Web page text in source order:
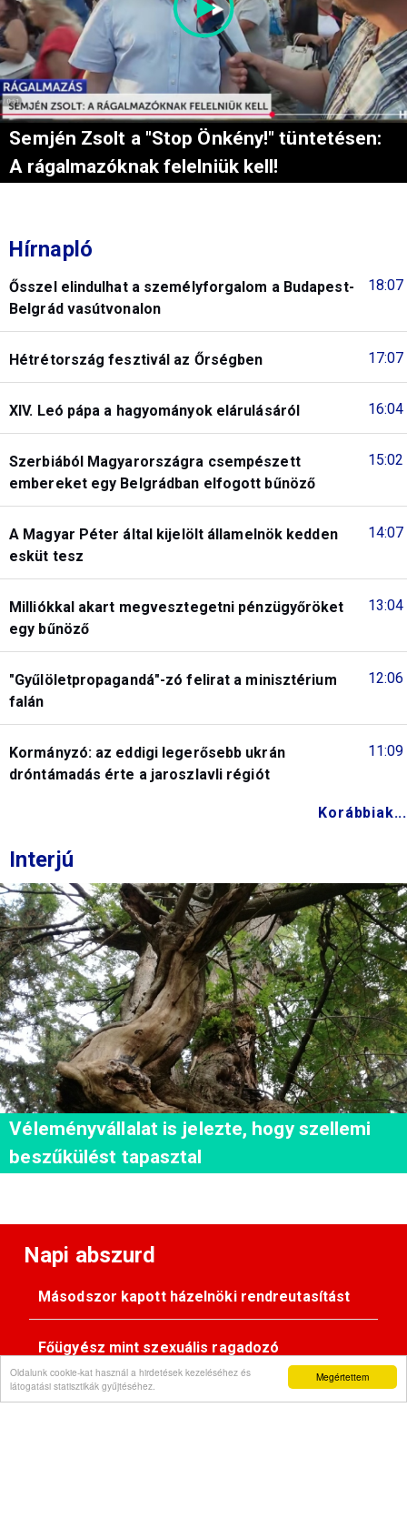
Megértettem
Oldalunk cookie-kat használ a hirdetések kezeléséhez és
látogatási statisztikák gyűjtéséhez.
Semjén Zsolt a "Stop Önkény!" tüntetésen:
A rágalmazóknak felelniük kell!
Hírnapló
18:07
Ősszel elindulhat a személyforgalom a Budapest-
Belgrád vasútvonalon
17:07
Hétrétország fesztivál az Őrségben
16:04
XIV. Leó pápa a hagyományok elárulásáról
15:02
Szerbiából Magyarországra csempészett
embereket egy Belgrádban elfogott bűnöző
14:07
A Magyar Péter által kijelölt államelnök kedden
esküt tesz
13:04
Milliókkal akart megvesztegetni pénzügyőröket
egy bűnöző
12:06
"Gyűlöletpropagandá"-zó felirat a minisztérium
falán
11:09
Kormányzó: az eddigi legerősebb ukrán
dróntámadás érte a jaroszlavli régiót
Korábbiak...
Interjú
Véleményvállalat is jelezte, hogy szellemi
beszűkülést tapasztal
Napi abszurd
Másodszor kapott házelnöki rendreutasítást
Főügyész mint szexuális ragadozó
Pimasz önkényúr